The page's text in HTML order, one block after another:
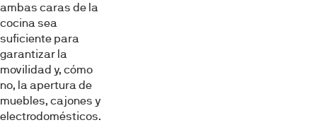
ambas caras de la
cocina sea
suficiente para
garantizar la
movilidad y, cómo
no, la apertura de
muebles, cajones y
electrodomésticos.